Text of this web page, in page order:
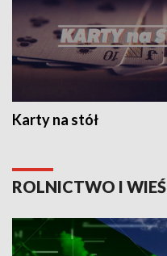
Karty na stół
ROLNICTWO I WIEŚ